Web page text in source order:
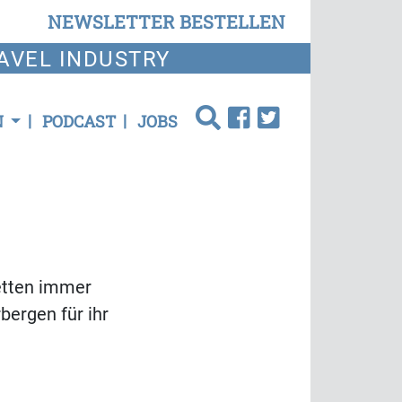
NEWSLETTER BESTELLEN
INDUSTRY
PODCAST JOBS
immer
für ihr